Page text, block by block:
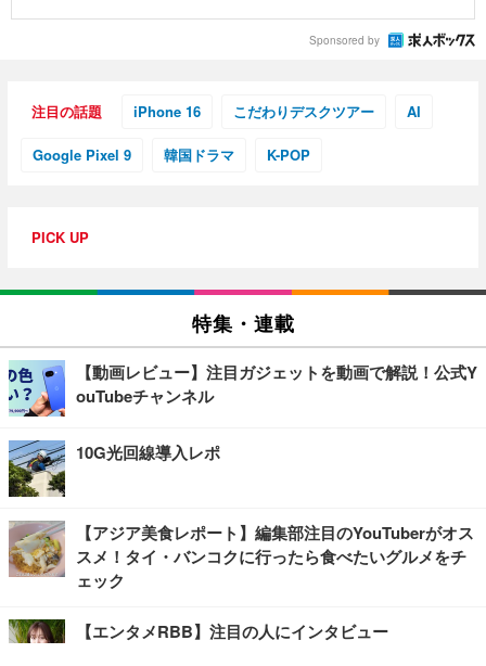
Sponsored by
注目の話題 iPhone 16 こだわりデスクツアー AI
Google Pixel 9 韓国ドラマ K-POP
PICK UP
特集・連載
【動画レビュー】注目ガジェットを動画で解説！公式Y
ouTubeチャンネル
10G光回線導入レポ
【アジア美食レポート】編集部注目のYouTuberがオス
スメ！タイ・バンコクに行ったら食べたいグルメをチ
ェック
【エンタメRBB】注目の人にインタビュー